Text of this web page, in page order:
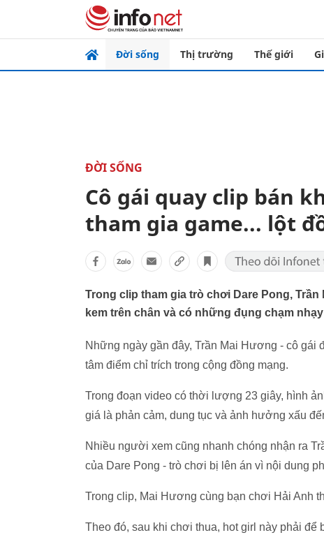
Đời sống Thị trường Thế giới
ĐỜI SỐNG
Cô gái quay clip bán
tham gia game... lột
Trong clip tham gia trò chơi Dare Pong,
kem trên chân và có những đụng chạm
Những ngày gần đây, Trần Mai Hương - cô gái
tâm điểm chỉ trích trong cộng đồng mạng.
Trong đoạn video có thời lượng 23 giây, hình
giá là phản cảm, dung tục và ảnh hưởng xấu
Nhiều người xem cũng nhanh chóng nhận ra
của Dare Pong - trò chơi bị lên án vì nội dung
Trong clip, Mai Hương cùng bạn chơi Hải Anh
Theo đó, sau khi chơi thua, hot girl này phải để